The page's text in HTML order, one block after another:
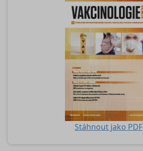
Stáhnout jako PDF